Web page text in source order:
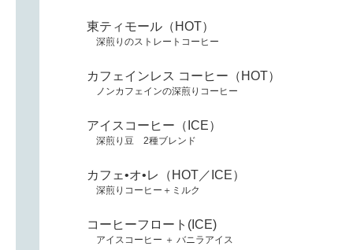
東ティモール（HOT）
深煎りのストレートコーヒー
カフェインレス コーヒー（HOT）
ノンカフェインの深煎りコーヒー
アイスコーヒー（ICE）
深煎り豆 2種ブレンド
カフェ•オ•レ（HOT／ICE）
深煎りコーヒー＋ミルク
コーヒーフロート(ICE)
アイスコーヒー ＋ バニラアイス